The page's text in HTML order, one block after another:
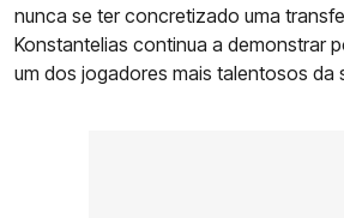
nunca se ter concretizado uma
Konstantelias continua a demonstrar
um dos jogadores mais talentosos da